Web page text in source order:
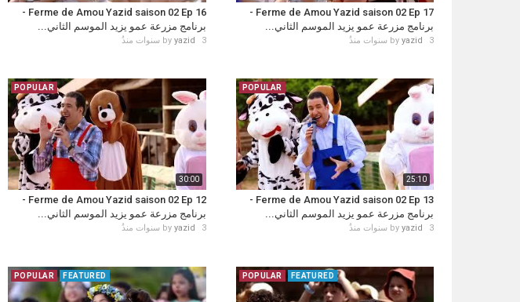
Ferme de Amou Yazid saison 02 Ep 17 -
برنامج مزرعة عمو يزيد الموسم الثاني...
by yazid 3 سنوات منذُ
Ferme de Amou Yazid saison 02 Ep 16 -
برنامج مزرعة عمو يزيد الموسم الثاني...
by yazid 3 سنوات منذُ
25:10
POPULAR
Ferme de Amou Yazid saison 02 Ep 13 -
برنامج مزرعة عمو يزيد الموسم الثاني...
by yazid 3 سنوات منذُ
30:00
POPULAR
Ferme de Amou Yazid saison 02 Ep 12 -
برنامج مزرعة عمو يزيد الموسم الثاني...
by yazid 3 سنوات منذُ
POPULAR FEATURED
POPULAR FEATURED